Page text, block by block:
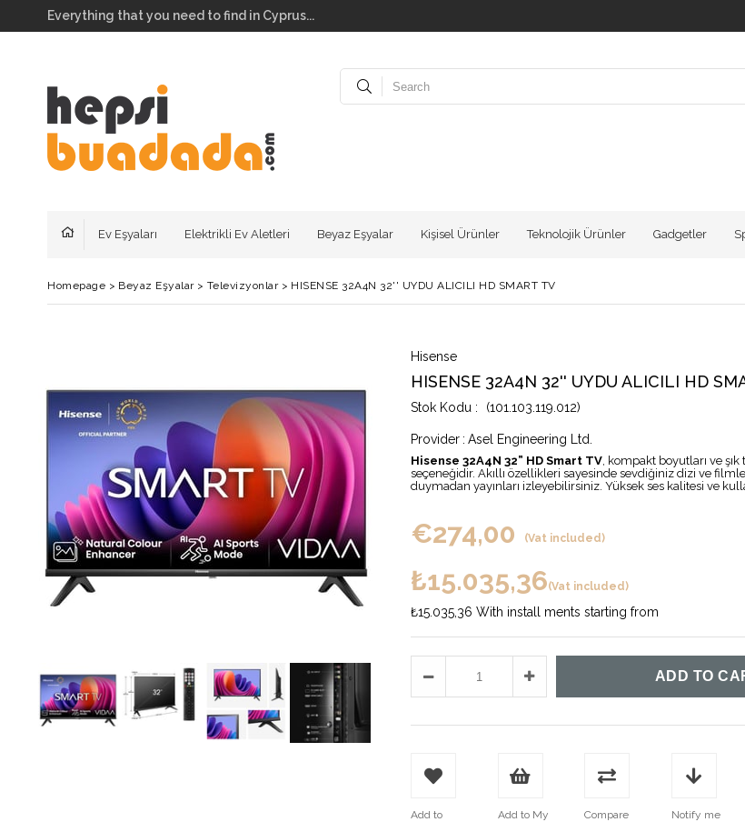
Everything that you need to find in Cyprus...
Ev Eşyaları Elektrikli Ev Aletleri Beyaz Eşyalar Kişisel Ürünler Teknolojik Ürünler Gadgetler
Homepage > Beyaz Eşyalar> Televizyonlar> HISENSE 32A4N 32'' UYDU ALICILI HD SMART TV
Hisense
HISENSE 32A4N 32'' UYDU ALICILI HD
(101.103.119.012)
Provider : Asel Engineering Ltd.
Hisense 32A4N 32” HD Smart TV, kompakt boyutları ve
seçeneğidir. Akıllı özellikleri sayesinde sevdiğiniz dizi ve
duymadan yayınları izleyebilirsiniz. Yüksek ses kalitesi ve
€274,00 (Vat included)
₺15.035,36(Vat included)
₺15.035,36 With install ments starting from
Add to
Add to My
Compare
Notify me